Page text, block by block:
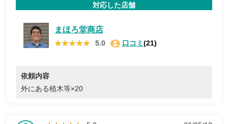
対応した店舗
まほろ堂商店
★★★★★
★★★★★ 5.0 口コミ (21)
依頼内容
外にある植木等×20